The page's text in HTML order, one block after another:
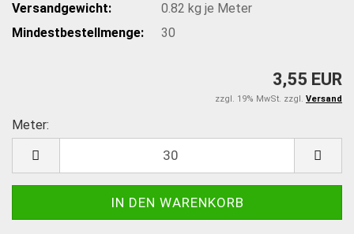
Versandgewicht: 0.82 kg je Meter
Mindestbestellmenge:
30
3,55 EUR
zzgl. 19% MwSt. zzgl. Versand
Meter: